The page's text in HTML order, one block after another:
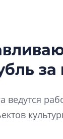
за
ведутся